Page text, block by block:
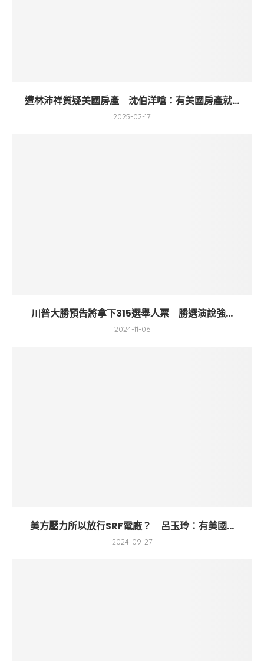
遭林沛祥質疑美國房產 沈伯洋嗆：有美國房產就...
2025-02-17
川普大勝預告將拿下315選舉人票 勝選演說強...
2024-11-06
美方壓力所以放行SRF電廠？ 呂玉玲：有美國...
2024-09-27